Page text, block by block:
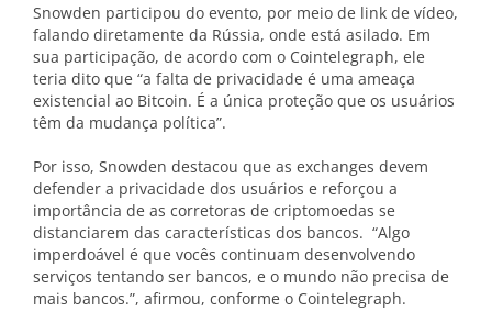
Snowden participou do evento, por meio de link de vídeo,
falando diretamente da Rússia, onde está asilado. Em
sua participação, de acordo com o Cointelegraph, ele
teria dito que “a falta de privacidade é uma ameaça
existencial ao Bitcoin. É a única proteção que os usuários
têm da mudança política”.
Por isso, Snowden destacou que as exchanges devem
defender a privacidade dos usuários e reforçou a
importância de as corretoras de criptomoedas se
distanciarem das características dos bancos. “Algo
imperdoável é que vocês continuam desenvolvendo
serviços tentando ser bancos, e o mundo não precisa de
mais bancos.”, afirmou, conforme o Cointelegraph.